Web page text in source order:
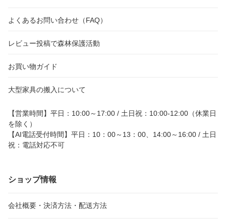
よくあるお問い合わせ（FAQ）
レビュー投稿で森林保護活動
お買い物ガイド
大型家具の搬入について
【営業時間】平日：10:00～17:00 / 土日祝：10:00-12:00（休業日
を除く）
【AI電話受付時間】平日：10：00～13：00、14:00～16:00 / 土日
祝：電話対応不可
ショップ情報
会社概要・決済方法・配送方法